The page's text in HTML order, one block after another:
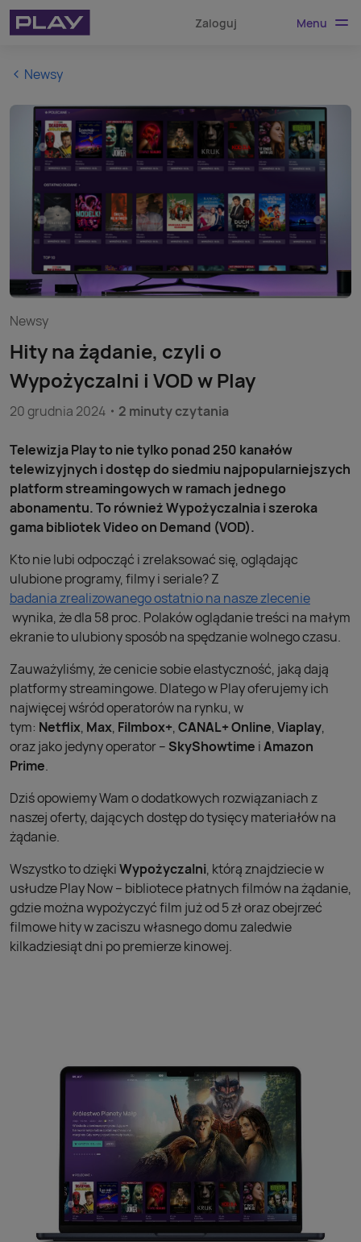
Zaloguj Menu
Newsy
Newsy
Hity na żądanie, czyli o
Wypożyczalni i VOD w Play
20 grudnia 2024 2 minuty czytania
Telewizja Play to nie tylko ponad 250 kanałów
telewizyjnych i dostęp do siedmiu najpopularniejszych
platform streamingowych w ramach jednego
abonamentu. To również Wypożyczalnia i szeroka
gama bibliotek Video on Demand (VOD).
Kto nie lubi odpocząć i zrelaksować się, oglądając
ulubione programy, filmy i seriale? Z
badania zrealizowanego ostatnio na nasze zlecenie
wynika, że dla 58 proc. Polaków oglądanie treści na małym
ekranie to ulubiony sposób na spędzanie wolnego czasu.
Zauważyliśmy, że cenicie sobie elastyczność, jaką dają
platformy streamingowe. Dlatego w Play oferujemy ich
najwięcej wśród operatorów na rynku, w
tym: Netflix, Max, Filmbox+,CANAL+ Online,Viaplay,
oraz jako jedyny operator – SkyShowtime iAmazon
Prime.
Dziś opowiemy Wam o dodatkowych rozwiązaniach z
naszej oferty, dających dostęp do tysięcy materiałów na
żądanie.
Wszystko to dziękiWypożyczalni, którą znajdziecie w
usłudze Play Now – bibliotece płatnych filmów na żądanie,
gdzie można wypożyczyć film już od 5 zł oraz obejrzeć
filmowe hity w zaciszu własnego domu zaledwie
kilkadziesiąt dni po premierze kinowej.